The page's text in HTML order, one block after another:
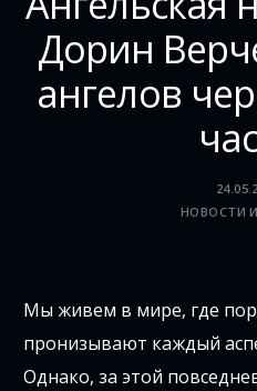
Дорин
ангелов
НОВОСТИ
Мы живем в мире, где
пронизывают каждый
Однако, за этой